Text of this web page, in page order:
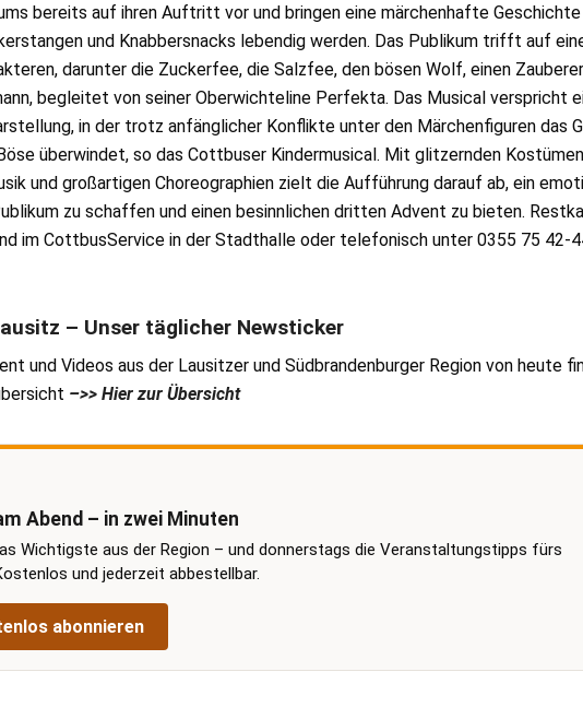
bereits auf ihren Auftritt vor und bringen eine märchenhafte
und Knabbersnacks lebendig werden. Das Publikum trifft auf
darunter die Zuckerfee, die Salzfee, den bösen Wolf, einen
begleitet von seiner Oberwichteline Perfekta. Das Musical verspricht
in der trotz anfänglicher Konflikte unter den Märchenfiguren das
überwindet, so das Cottbuser Kindermusical. Mit glitzernden
und großartigen Choreographien zielt die Aufführung darauf ab, ein
zu schaffen und einen besinnlichen dritten Advent zu bieten.
im CottbusService in der Stadthalle oder telefonisch unter 0355 75 42-
– Unser täglicher Newsticker
und Videos aus der Lausitzer und Südbrandenburger Region von heute
–>> Hier zur Übersicht
Abend – in zwei Minuten
Wichtigste aus der Region – und donnerstags die Veranstaltungstipps fürs
und jederzeit abbestellbar.
abonnieren